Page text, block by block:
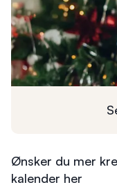
Ønsker du mer
kalender her